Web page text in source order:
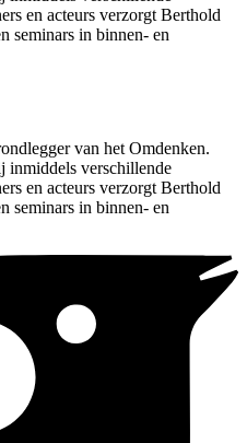
en acteurs verzorgt Berthold
seminars in binnen- en
van het Omdenken.
inmiddels verschillende
en acteurs verzorgt Berthold
seminars in binnen- en